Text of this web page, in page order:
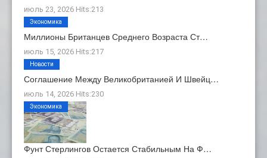
июль 23, 2026 Hits:213
Миллионы Британцев Среднего Возраста Ст…
июль 15, 2026 Hits:217
Экономика
Соглашение Между Великобританией И Швейц…
июль 14, 2026 Hits:230
Новости
Фунт Стерлингов Остается Стабильным На Ф…
Экономика